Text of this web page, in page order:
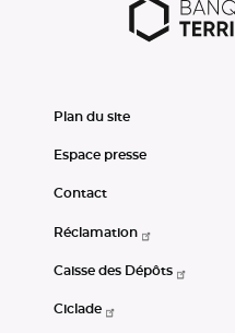
Plan du site
Espace presse
Contact
Réclamation
Caisse des Dépôts
Ciclade